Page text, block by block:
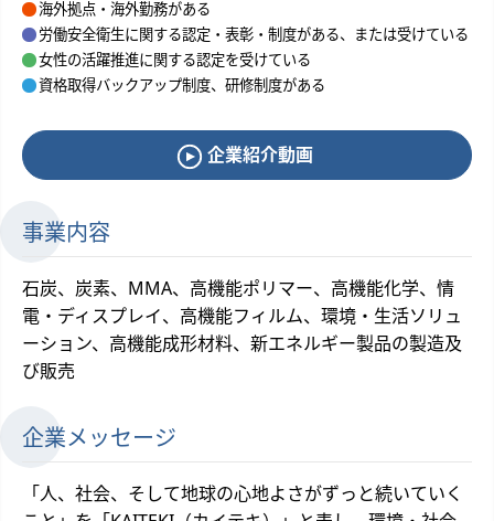
海外拠点・海外勤務がある
労働安全衛生に関する認定・表彰・制度がある、または受けている
女性の活躍推進に関する認定を受けている
資格取得バックアップ制度、研修制度がある
企業紹介動画
事業内容
石炭、炭素、MMA、高機能ポリマー、高機能化学、情
電・ディスプレイ、高機能フィルム、環境・生活ソリュ
ーション、高機能成形材料、新エネルギー製品の製造及
び販売
企業メッセージ
「人、社会、そして地球の心地よさがずっと続いていく